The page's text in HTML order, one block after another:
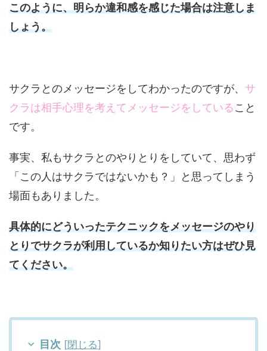
このように、明らか違和感を感じた場合は注意しま
しょう。
サクラとのメッセージをしてわかったのですが、 サ
クラは相手心理を考えてメッセージをしていること
です。
事実、私もサクラとのやりとりをしていて、思わず
「この人はサクラではないかも？」と思ってしまう
場面もありました。
具体的にどういったテクニックをメッセージのやり
とりでサクラが利用しているか知りたい方はぜひ見
てください。
目次 [閉じる]